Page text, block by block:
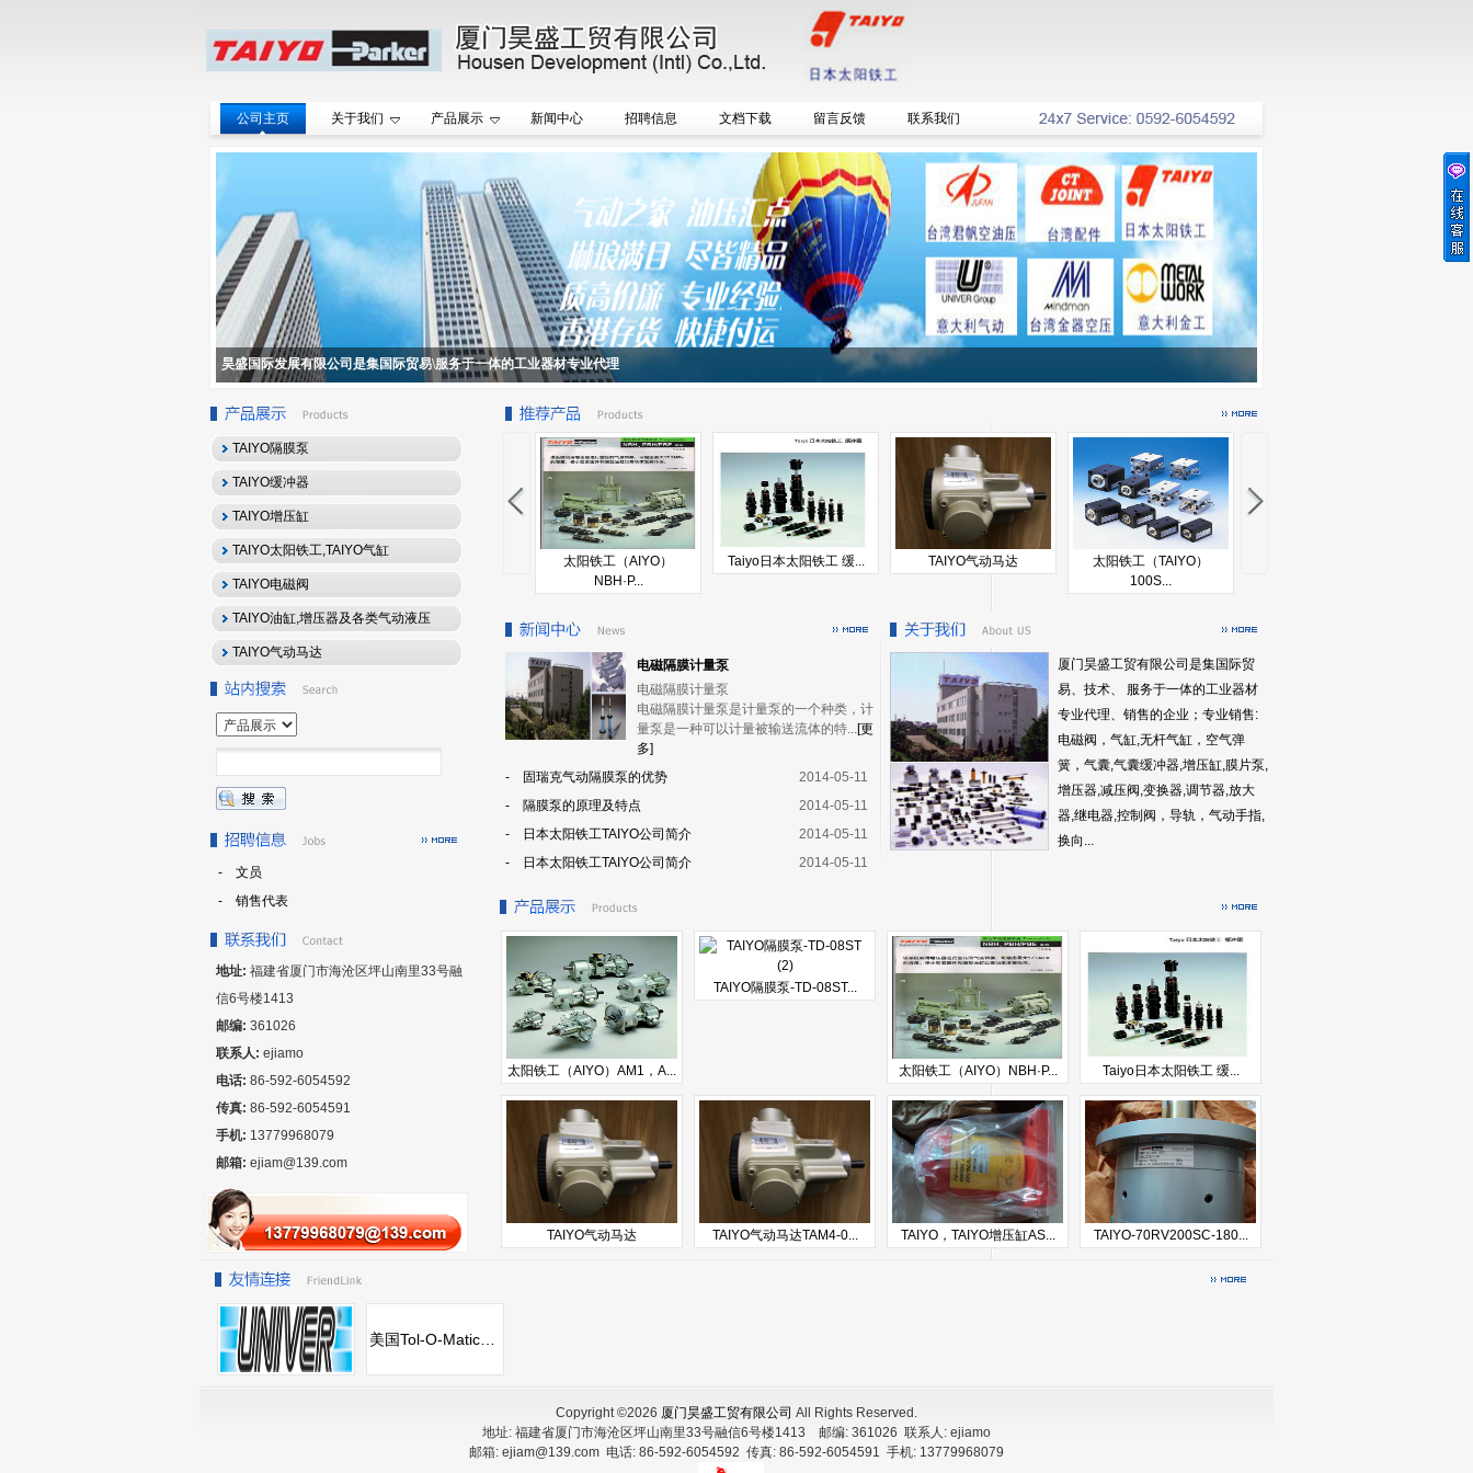
公司主页 关于我们 产品展示 新闻中心 招聘信息 文档下载 留言反馈 联系我们
昊盛国际发展有限公司是集国际贸易\服务于一体的工业器材专业代理
TAIYO隔膜泵
TAIYO缓冲器
TAIYO增压缸
TAIYO太阳铁工,TAIYO气缸
TAIYO电磁阀
TAIYO油缸,增压器及各类气动液压
元件
TAIYO气动马达
- 文员
- 销售代表
地址: 福建省厦门市海沧区坪山南里33号融
信6号楼1413
邮编: 361026
联系人: ejiamo
电话: 86-592-6054592
传真: 86-592-6054591
手机: 13779968079
邮箱: ejiam@139.com
太阳铁工（AIYO）AM1，
A...
TAIYO隔膜泵-TD-08ST...
太阳铁工（AIYO）
NBH·P...
Taiyo日本太阳铁工 缓... TAIYO气动马达
太阳铁工（TAIYO）
100S...
电磁隔膜计量泵
电磁隔膜计量泵
电磁隔膜计量泵是计量泵的一个种类，计
量泵是一种可以计量被输送流体的特...[更
多]
2014-05-11
- 固瑞克气动隔膜泵的优势
2014-05-11
- 隔膜泵的原理及特点
2014-05-11
- 日本太阳铁工TAIYO公司简介
2014-05-11
- 日本太阳铁工TAIYO公司简介
厦门昊盛工贸有限公司是集国际贸
易、技术、 服务于一体的工业器材
专业代理、销售的企业；专业销售:
电磁阀，气缸,无杆气缸，空气弹
簧，气囊,气囊缓冲器,增压缸,膜片泵,
增压器,减压阀,变换器,调节器,放大
器,继电器,控制阀，导轨，气动手指,
换向...
太阳铁工（AIYO）AM1，A...
TAIYO隔膜泵-TD-08ST...
太阳铁工（AIYO）NBH·P... Taiyo日本太阳铁工 缓...
TAIYO气动马达 TAIYO气动马达TAM4-0... TAIYO，TAIYO增压缸AS... TAIYO-70RV200SC-180...
Copyright ©2026 厦门昊盛工贸有限公司 All Rights Reserved.
地址: 福建省厦门市海沧区坪山南里33号融信6号楼1413 邮编: 361026 联系人: ejiamo
邮箱: ejiam@139.com 电话: 86-592-6054592 传真: 86-592-6054591 手机: 13779968079